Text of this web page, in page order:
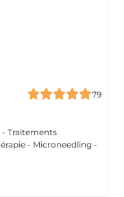
79
- Traitements
- Microneedling -